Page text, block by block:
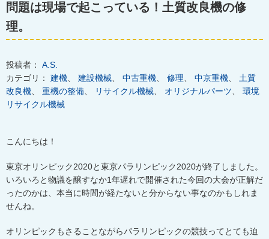
問題は現場で起こっている！土質改良機の修
理。
投稿者： A.S.
カテゴリ： 建機 建設機械 中古重機 修理 中京重機
土質
改良機
重機の整備 リサイクル機械 オリジナルパーツ
環境
リサイクル機械
こんにちは！
東京オリンピック2020と東京パラリンピック2020が終了しました。
いろいろと物議を醸すなか1年遅れで開催された今回の大会が正解だ
ったのかは、本当に時間が経たないと分からない事なのかもしれま
せんね。
オリンピックもさることながらパラリンピックの競技ってとても迫